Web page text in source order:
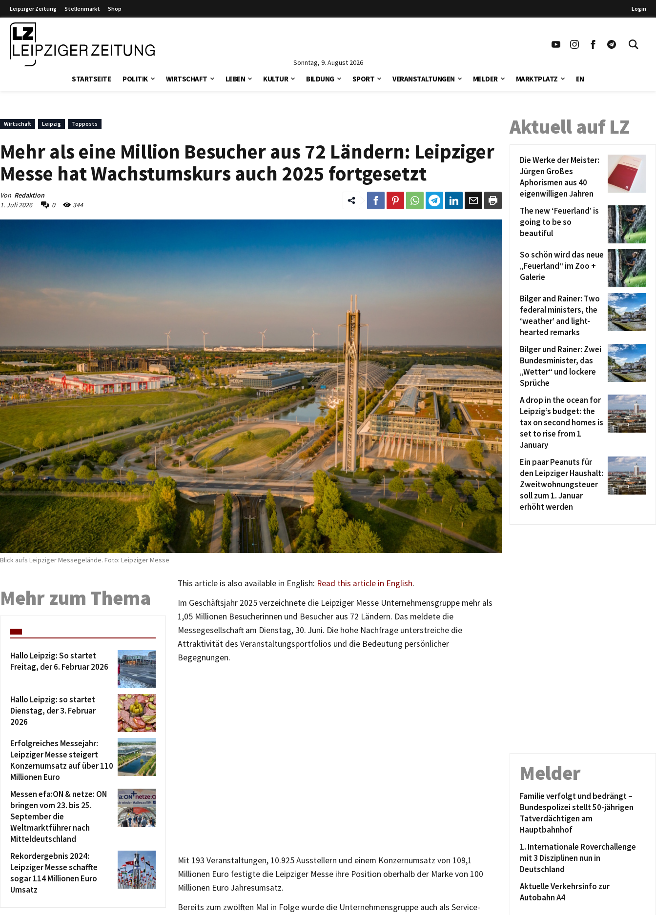
Leipziger Zeitung Stellenmarkt Shop Login
Sonntag, 9. August 2026
STARTSEITE POLITIK WIRTSCHAFT LEBEN KULTUR BILDUNG SPORT VERANSTALTUNGEN MELDER MARKTPLATZ EN
Wirtschaft Leipzig Topposts
Mehr als eine Million Besucher aus 72 Ländern: Leipziger
Messe hat Wachstumskurs auch 2025 fortgesetzt
Von Redaktion
1. Juli 2026
0 344
Blick aufs Leipziger Messegelände. Foto: Leipziger Messe
This article is also available in English: Read this article in English.
Im Geschäftsjahr 2025 verzeichnete die Leipziger Messe Unternehmensgruppe mehr als
1,05 Millionen Besucherinnen und Besucher aus 72 Ländern. Das meldete die
Messegesellschaft am Dienstag, 30. Juni. Die hohe Nachfrage unterstreiche die
Attraktivität des Veranstaltungsportfolios und die Bedeutung persönlicher
Begegnungen.
Mit 193 Veranstaltungen, 10.925 Ausstellern und einem Konzernumsatz von 109,1
Millionen Euro festigte die Leipziger Messe ihre Position oberhalb der Marke von 100
Millionen Euro Jahresumsatz.
Bereits zum zwölften Mal in Folge wurde die Unternehmensgruppe auch als Service-
Mehr zum Thema
Hallo Leipzig: So startet
Freitag, der 6. Februar 2026
Hallo Leipzig: so startet
Dienstag, der 3. Februar
2026
Erfolgreiches Messejahr:
Leipziger Messe steigert
Konzernumsatz auf über 110
Millionen Euro
Messen efa:ON & netze: ON
bringen vom 23. bis 25.
September die
Weltmarktführer nach
Mitteldeutschland
Rekordergebnis 2024:
Leipziger Messe schaffte
sogar 114 Millionen Euro
Umsatz
Aktuell auf LZ
Die Werke der Meister:
Jürgen Großes
Aphorismen aus 40
eigenwilligen Jahren
The new ‘Feuerland’ is
going to be so
beautiful
So schön wird das neue
„Feuerland“ im Zoo +
Galerie
Bilger and Rainer: Two
federal ministers, the
‘weather’ and light-
hearted remarks
Bilger und Rainer: Zwei
Bundesminister, das
„Wetter“ und lockere
Sprüche
A drop in the ocean for
Leipzig’s budget: the
tax on second homes is
set to rise from 1
January
Ein paar Peanuts für
den Leipziger Haushalt:
Zweitwohnungsteuer
soll zum 1. Januar
erhöht werden
Melder
Familie verfolgt und bedrängt –
Bundespolizei stellt 50-jährigen
Tatverdächtigen am
Hauptbahnhof
1. Internationale Roverchallenge
mit 3 Disziplinen nun in
Deutschland
Aktuelle Verkehrsinfo zur
Autobahn A4